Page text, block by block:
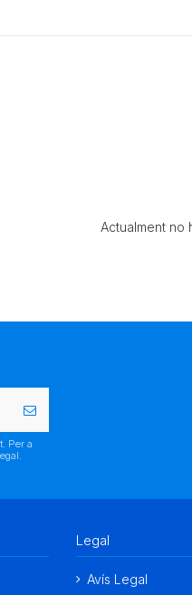
Actualment no
Per a
Legal
Avís Legal